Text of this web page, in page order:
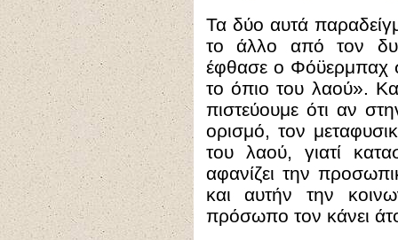
Τα δύο αυτά
το άλλο από τον
έφθασε ο Φόϋερμπαχ
το όπιο του λαού».
πιστεύουμε ότι αν
ορισμό, τον
του λαού, γιατί
αφανίζει την
και αυτήν την
πρόσωπο τον κάνει